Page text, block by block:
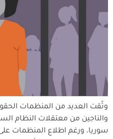
وثّقت العديد من المنظمات
والناجين من معتقلات النظام
سوريا، ورغم اطلاع المنظمات